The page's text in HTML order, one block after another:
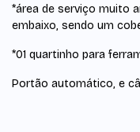
*área de serviço muito
embaixo, sendo um
*01 quartinho para
Portão automático, e